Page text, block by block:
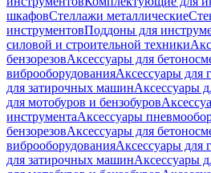
шкафовСтеллажи металлические
инструментовПоддоны для
силовой и строительной техники
бензорезовАксессуары для
виброоборудованияАксессуары для
для затирочных машинАксессуары
для мотобуров и бензобуров
инструментаАксессуары
бензорезовАксессуары для
виброоборудованияАксессуары для
для затирочных машинАксессуары